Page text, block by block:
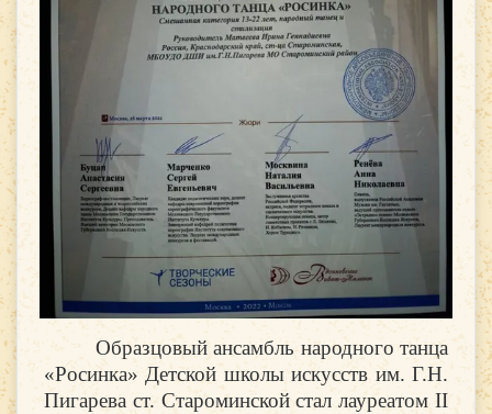
Образцовый ансамбль народного танца
«Росинка» Детской школы искусств им. Г.Н.
Пигарева ст. Староминской стал лауреатом II